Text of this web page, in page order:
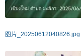
图片_20250612040826.jpg